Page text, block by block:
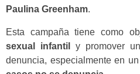
Paulina Greenham.
Esta campaña tiene como
sexual infantil
y promover
denuncia, especialmente en